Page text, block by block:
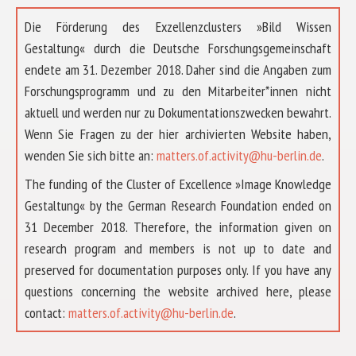
Die Förderung des Exzellenzclusters »Bild Wissen
Gestaltung« durch die Deutsche Forschungsgemeinschaft
endete am 31. Dezember 2018. Daher sind die Angaben zum
Forschungsprogramm und zu den Mitarbeiter*innen nicht
aktuell und werden nur zu Dokumentationszwecken bewahrt.
Wenn Sie Fragen zu der hier archivierten Website haben,
wenden Sie sich bitte an: matters.of.activity@hu-berlin.de.
The funding of the Cluster of Excellence »Image Knowledge
Gestaltung« by the German Research Foundation ended on
31 December 2018. Therefore, the information given on
research program and members is not up to date and
preserved for documentation purposes only. If you have any
questions concerning the website archived here, please
contact: matters.of.activity@hu-berlin.de.
ÜBER UNS